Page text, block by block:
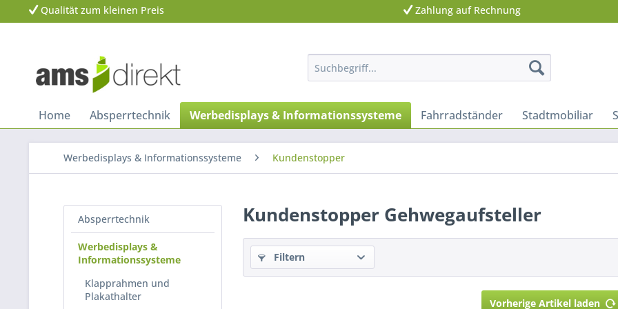
Qualität zum kleinen Preis Zahlung auf Rechnung
Home Absperrtechnik Werbedisplays & Informationssysteme Fahrradständer Stadtmobiliar
Werbedisplays & Informationssysteme Kundenstopper
Absperrtechnik
Werbedisplays &
Informationssysteme
Klapprahmen und
Plakathalter
Kundenstopper Gehwegaufsteller
Filtern
Vorherige Artikel laden